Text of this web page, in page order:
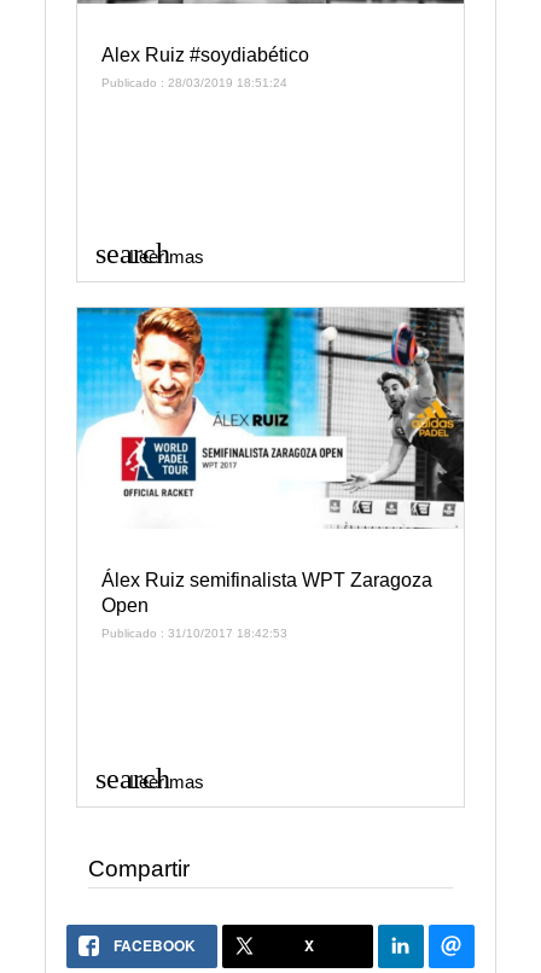
Alex Ruiz #soydiabético
Publicado : 28/03/2019 18:51:24
search
Leer mas
Álex Ruiz semifinalista WPT Zaragoza
Open
Publicado : 31/10/2017 18:42:53
search
Leer mas
Compartir
FACEBOOK X